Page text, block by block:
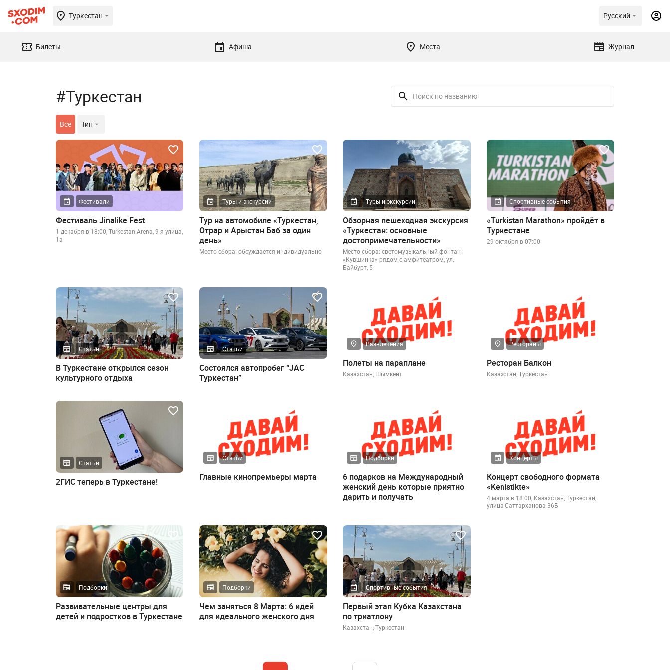
Туркестан Русский
Билеты Афиша Места Журнал
#Туркестан
Все Тип
Фестивали
Фестиваль Jinalike Fest
1 декабря в 18:00, Turkestan Arena, 9-я улица,
1а
Туры и экскурсии
Тур на автомобиле «Туркестан,
Отрар и Арыстан Баб за один
день»
Место сбора: обсуждается индивидуально
Туры и экскурсии
Обзорная пешеходная экскурсия
«Туркестан: основные
достопримечательности»
Место сбора: светомузыкальный фонтан
«Кувшинка» рядом с амфитеатром, ул,
Байбурт, 5​
Спортивные события
«Turkistan Marathon» пройдёт в
Туркестане
29 октября в 07:00
Статьи
В Туркестане открылся сезон
культурного отдыха
Статьи
Состоялся автопробег “JAC
Туркестан”
Развлечения
Полеты на параплане
Казахстан, Шымкент
Рестораны
Ресторан Балкон
Казахстан, Туркестан
Статьи
2ГИС теперь в Туркестане!
Статьи
Главные кинопремьеры марта
Подборки
6 подарков на Международный
женский день которые приятно
дарить и получать
Концерты
Концерт свободного формата
«Kenistikte»
4 марта в 18:00, Казахстан, Туркестан,
улица Саттарханова 36Б
Подборки
Развивательные центры для
детей и подростков в Туркестане
Подборки
Чем заняться 8 Марта: 6 идей
для идеального женского дня
Спортивные события
Первый этап Кубка Казахстана
по триатлону
Казахстан, Туркестан